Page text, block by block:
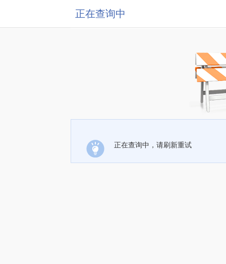
正在查询中
正在查询中，请刷新重试